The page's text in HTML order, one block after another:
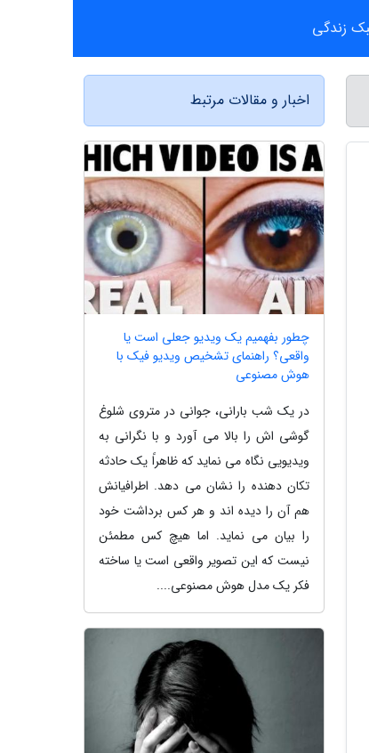
اخبار و مقالات مرتبط
چطور بفهمیم یک ویدیو جعلی است یا
واقعی؟ راهنمای تشخیص ویدیو فیک با
هوش مصنوعی
در یک شب بارانی، جوانی در متروی شلوغ
گوشی اش را بالا می آورد و با نگرانی به
ویدیویی نگاه می نماید که ظاهراً یک حادثه
تکان دهنده را نشان می دهد. اطرافیانش
هم آن را دیده اند و هر کس برداشت خود
را بیان می نماید. اما هیچ کس مطمئن
نیست که این تصویر واقعی است یا ساخته
فکر یک مدل هوش مصنوعی....
زندگی